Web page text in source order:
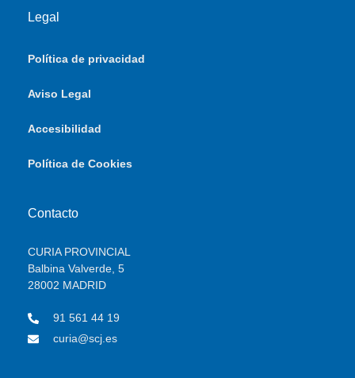
Legal
Política de privacidad
Aviso Legal
Accesibilidad
Política de Cookies
Contacto
CURIA PROVINCIAL
Balbina Valverde, 5
28002 MADRID
91 561 44 19
curia@scj.es